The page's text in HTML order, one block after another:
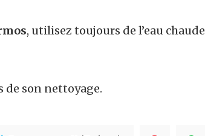
, utilisez toujours de l’eau chaude
de son nettoyage.